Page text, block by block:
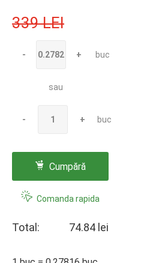
339 LEI
- + buc
sau
- + buc
Cumpără
Comanda rapida
Total: 74.84 lei